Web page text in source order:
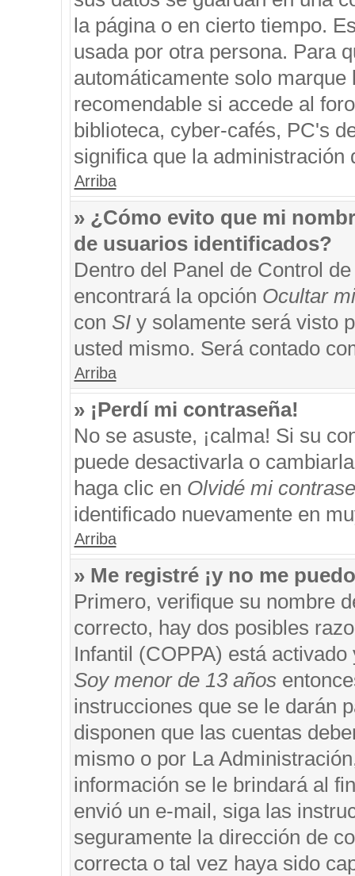
la página o en cierto tiempo.
usada por otra persona. Para
automáticamente solo
recomendable si accede al
biblioteca, cyber-cafés, PC's
significa que la administración
Arriba
» ¿Cómo evito que mi
de usuarios identificados?
Dentro del Panel de Control
encontrará la opción Ocultar
con SIy solamente será visto
usted mismo. Será contado
Arriba
» ¡Perdí mi contraseña!
No se asuste, ¡calma! Si su
puede desactivarla o
haga clic en Olvidé mi
identificado nuevamente en
Arriba
» Me registré ¡y no me
Primero, verifique su nombre
correcto, hay dos posibles
Infantil (COPPA) está
Soy menor de 13 años
instrucciones que se le darán
disponen que las cuentas
mismo o por La
información se le brindará al
envió un e-mail, siga las
seguramente la dirección de
correcta o tal vez haya sido